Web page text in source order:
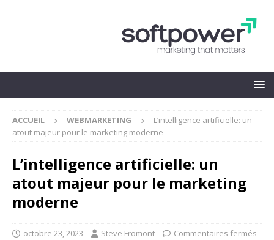
ACCUEIL WEBMARKETING
L’intelligence artificielle: un
atout majeur pour le marketing moderne
L’intelligence artificielle: un
atout majeur pour le marketing
moderne
octobre 23, 2023 Steve Fromont Commentaires fermés